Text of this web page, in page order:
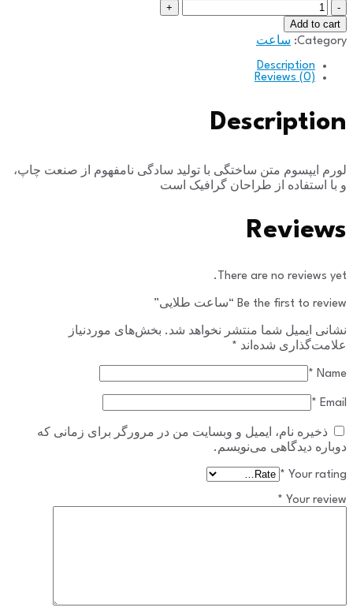
تعداد
Add to cart
Category: ساعت
Description
Reviews (0)
Description
لورم ایپسوم متن ساختگی با تولید سادگی نامفهوم از صنعت چاپ،
و با استفاده از طراحان گرافیک است
Reviews
There are no reviews yet.
Be the first to review “ساعت طلایی”
نشانی ایمیل شما منتشر نخواهد شد. بخش‌های موردنیاز
علامت‌گذاری شده‌اند *
Name
*
Email
*
ذخیره نام، ایمیل و وبسایت من در مرورگر برای زمانی که
دوباره دیدگاهی می‌نویسم.
Your rating
*
Your review
*